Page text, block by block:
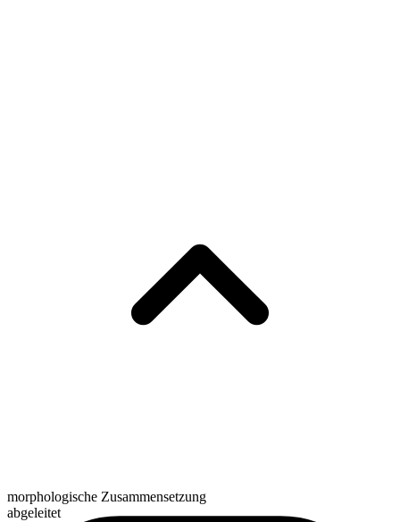
morphologische Zusammensetzung
abgeleitet